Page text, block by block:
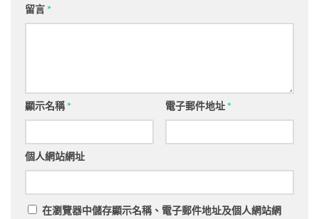
留言*
顯示名稱* 電子郵件地址*
個人網站網址
在瀏覽器中儲存顯示名稱、電子郵件地址及個人網站網